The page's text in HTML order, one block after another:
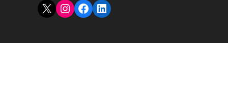
X Instagram
Facebook
LinkedIn